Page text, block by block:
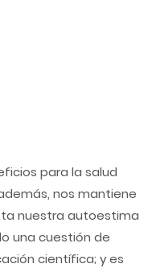
para la salud
nos mantiene
nuestra autoestima
una cuestión de
científica; y es